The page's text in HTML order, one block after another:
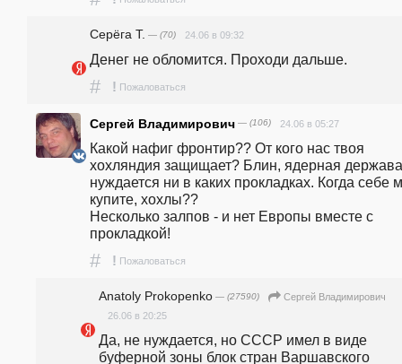
Серёга Т. — (70) 24.06 в 09:32
Денег не обломится. Проходи дальше.
# ! Пожаловаться
Сергей Владимирович — (106) 24.06 в 05:27
Какой нафиг фронтир?? От кого нас твоя
хохляндия защищает? Блин, ядерная
нуждается ни в каких прокладках. Когда себе
купите, хохлы??
Несколько залпов - и нет Европы вместе с
прокладкой!
# ! Пожаловаться
Anatoly Prokopenko — (27590)
Сергей Владимирович
26.06 в 20:25
Да, не нуждается, но СССР имел в виде
буферной зоны блок стран Варшавского